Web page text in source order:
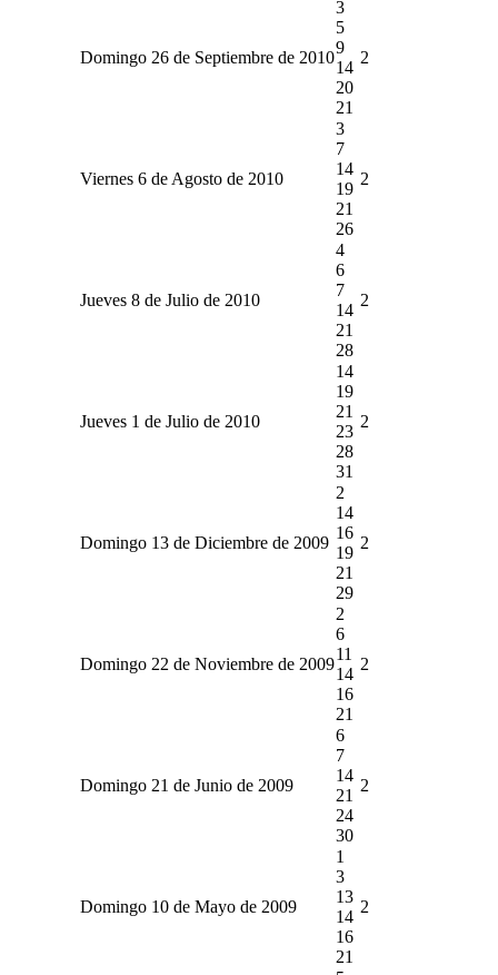
Domingo 26 de Septiembre de 2010
3
5
9
14
20
21
2
Viernes 6 de Agosto de 2010
3
7
14
19
21
26
2
Jueves 8 de Julio de 2010
4
6
7
14
21
28
2
Jueves 1 de Julio de 2010
14
19
21
23
28
31
2
Domingo 13 de Diciembre de 2009
2
14
16
19
21
29
2
Domingo 22 de Noviembre de 2009
2
6
11
14
16
21
2
Domingo 21 de Junio de 2009
6
7
14
21
24
30
2
Domingo 10 de Mayo de 2009
1
3
13
14
16
21
2